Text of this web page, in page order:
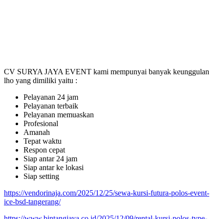
CV SURYA JAYA EVENT kami mempunyai banyak keunggulan
lho yang dimiliki yaitu :
Pelayanan 24 jam
Pelayanan terbaik
Pelayanan memuaskan
Profesional
Amanah
Tepat waktu
Respon cepat
Siap antar 24 jam
Siap antar ke lokasi
Siap setting
https://vendorinaja.com/2025/12/25/sewa-kursi-futura-polos-event-
ice-bsd-tangerang/